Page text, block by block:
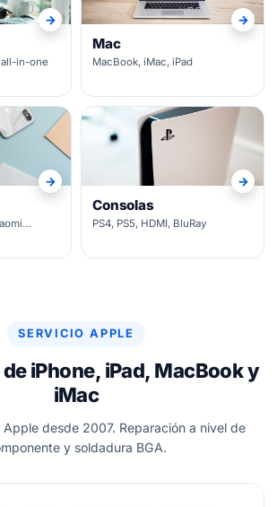
all-in-one
→
Mac
MacBook, iMac, iPad
→
→
Consolas
PS4, PS5, HDMI, BluRay
→
SERVICIO APPLE
iPhone, iPad, MacBook y
iMac
Apple desde 2007. Reparación a nivel de
y soldadura BGA.